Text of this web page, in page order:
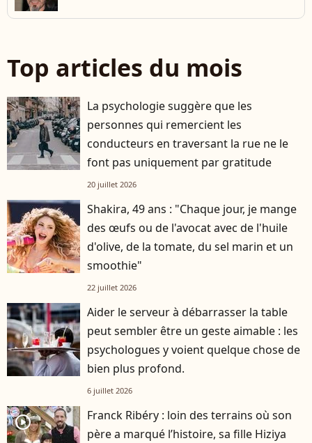
Top articles du mois
La psychologie suggère que les
personnes qui remercient les
conducteurs en traversant la rue ne le
font pas uniquement par gratitude
20 juillet 2026
Shakira, 49 ans : "Chaque jour, je mange
des œufs ou de l'avocat avec de l'huile
d'olive, de la tomate, du sel marin et un
smoothie"
22 juillet 2026
Aider le serveur à débarrasser la table
peut sembler être un geste aimable : les
psychologues y voient quelque chose de
bien plus profond.
6 juillet 2026
player2
Franck Ribéry : loin des terrains où son
père a marqué l’histoire, sa fille Hiziya